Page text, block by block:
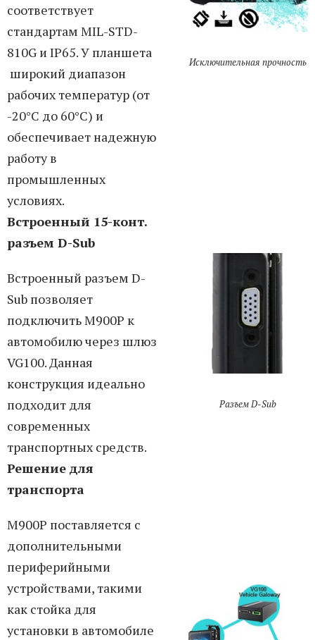
соответствует
стандартам MIL-STD-
810G и IP65. У планшета
широкий диапазон
рабочих температур (от
-20°C до 60°C) и
обеспечивает надежную
работу в
промышленных
условиях.
Исключительная прочность
Встроенный 15-конт.
разъем D-Sub
Встроенный разъем D-
Sub позволяет
подключить M900P к
автомобилю через шлюз
VG100. Данная
конструкция идеально
подходит для
современных
транспортных средств.
Разъем D-Sub
Решение для
транспорта
M900P поставляется с
дополнительными
периферийными
устройствами, такими
как стойка для
установки в автомобиле